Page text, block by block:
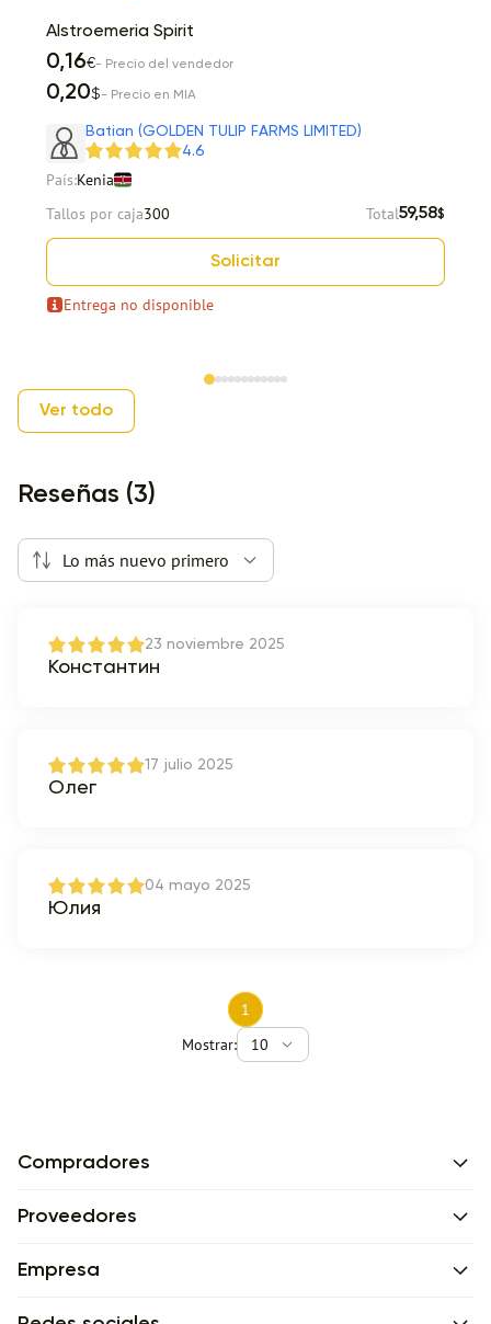
Alstroemeria Spirit
0,16€- Precio del vendedor
0,20$- Precio en MIA
Batian (GOLDEN TULIP FARMS LIMITED)
4.6
País:Kenia
Tallos por caja300 Total59,58$
Solicitar
Entrega no disponible
Item 1 of 12
Ver todo
Reseñas (3)
Lo más nuevo primero
23 noviembre 2025
Константин
17 julio 2025
Олег
04 mayo 2025
Юлия
1
Mostrar:
10
Compradores
Proveedores
Empresa